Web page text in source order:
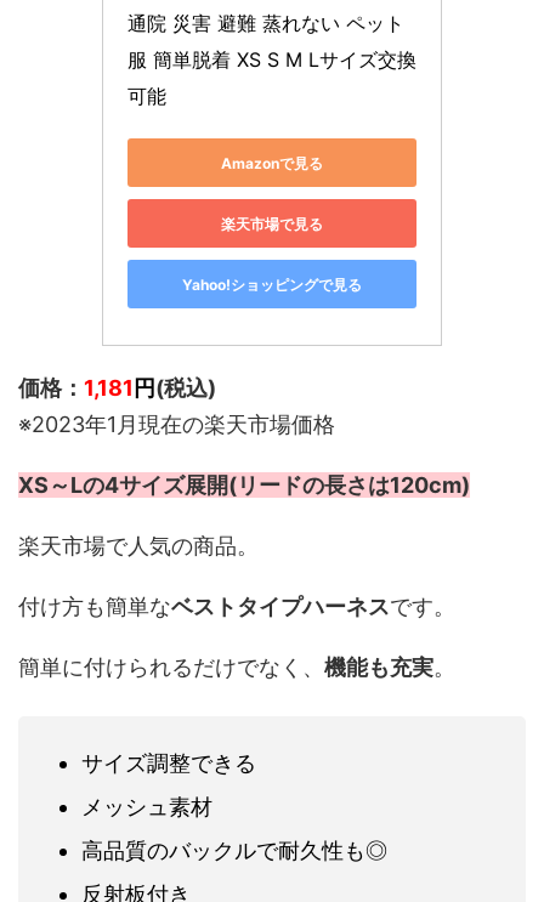
通院 災害 避難 蒸れない ペット
服 簡単脱着 XS S M Lサイズ交換
可能
Amazonで見る
楽天市場で見る
Yahoo!ショッピングで見る
価格： 1,181 円(税込)
※2023年1月現在の楽天市場価格
XS～Lの4サイズ展開(リードの長さは120cm)
楽天市場で人気の商品。
付け方も簡単なベストタイプハーネスです。
簡単に付けられるだけでなく、 機能も充実。
サイズ調整できる
メッシュ素材
高品質のバックルで耐久性も◎
反射板付き